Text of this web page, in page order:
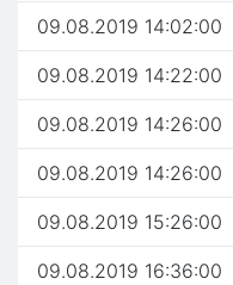
09.08.2019 14:02:00
09.08.2019 14:22:00
09.08.2019 14:26:00
09.08.2019 14:26:00
09.08.2019 15:26:00
09.08.2019 16:36:00